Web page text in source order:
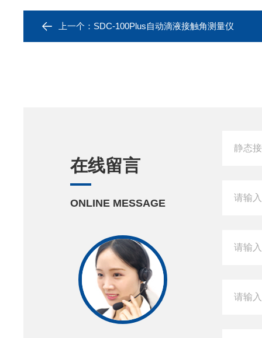
上一个： SDC-100Plus自动滴液接触角测量仪
在线留言
ONLINE MESSAGE